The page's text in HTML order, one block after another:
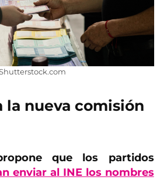
la nueva comisión
que los partidos
enviar al INE los nombres